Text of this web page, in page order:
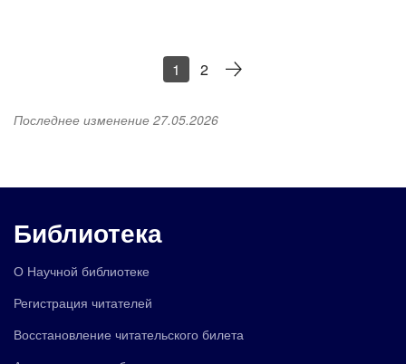
1 2
Последнее изменение 27.05.2026
Библиотека
О Научной библиотеке
Регистрация читателей
Восстановление читательского билета